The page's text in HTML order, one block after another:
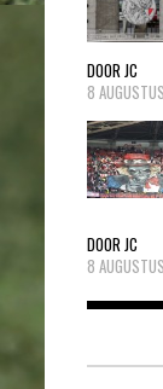
DOOR JC
8
DOOR JC
8